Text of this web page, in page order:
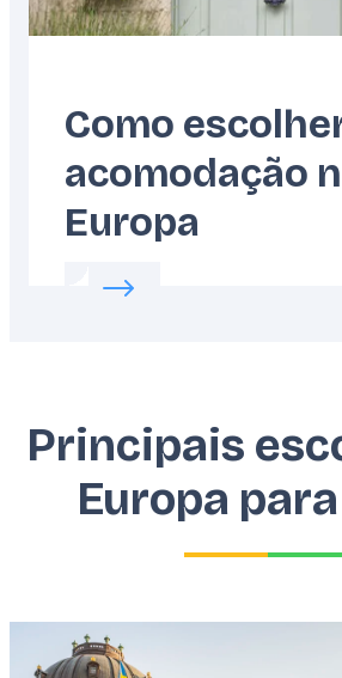
Como
acomodação
Europa
Read more about:
Principais
Europa